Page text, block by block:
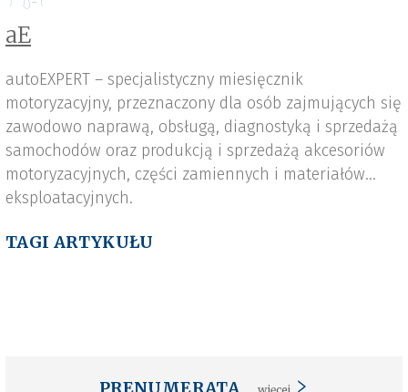
aE
autoEXPERT – specjalistyczny miesięcznik
motoryzacyjny, przeznaczony dla osób zajmujących się
zawodowo naprawą, obsługą, diagnostyką i sprzedażą
samochodów oraz produkcją i sprzedażą akcesoriów
motoryzacyjnych, części zamiennych i materiałów
eksploatacyjnych.
TAGI ARTYKUŁU